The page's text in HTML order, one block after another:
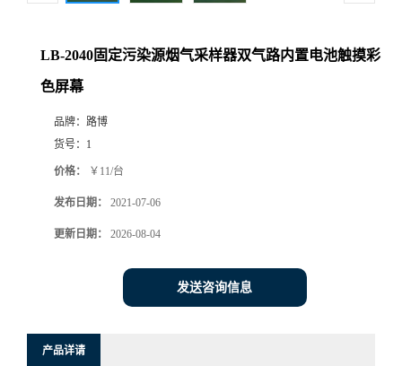
厅
系
LB-2040固定污染源烟气采样器双气路内置电池触摸彩
色屏幕
品牌： 路博
货号： 1
价格： ￥11/台
发布日期： 2021-07-06
更新日期： 2026-08-04
发送咨询信息
产品详请